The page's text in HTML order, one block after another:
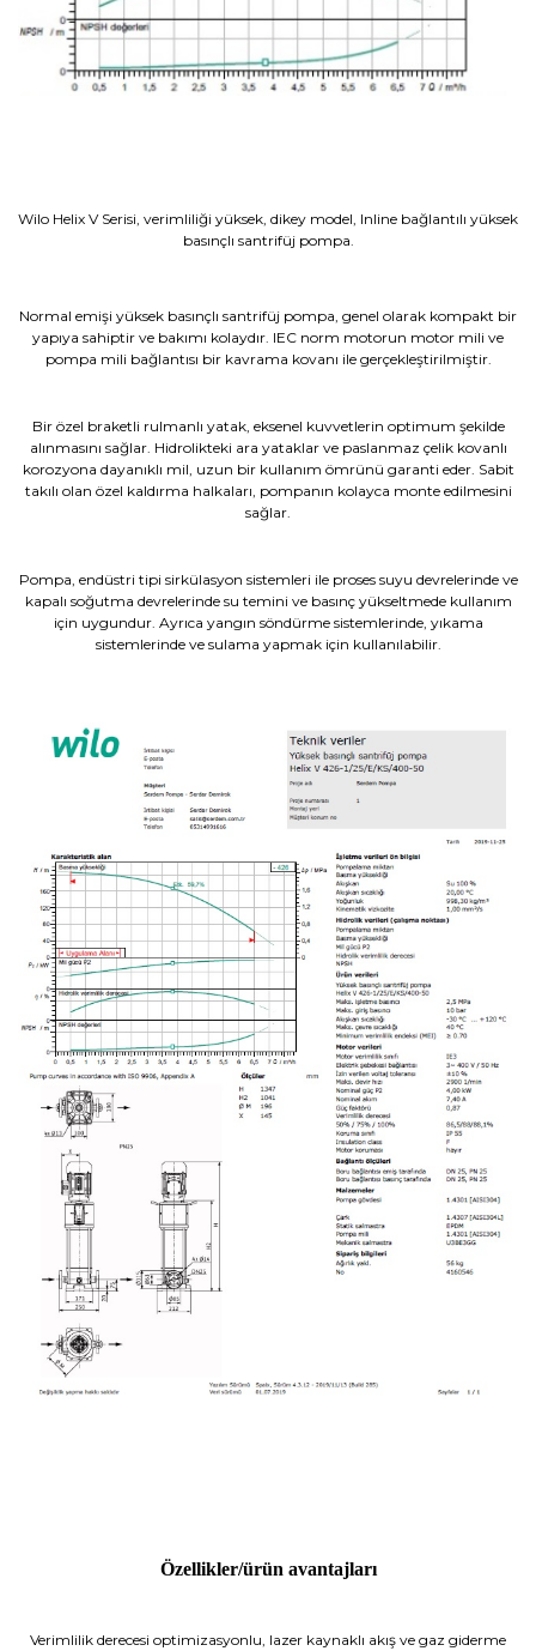
Wilo Helix V Serisi, verimliliği yüksek, dikey model, Inline bağlantılı yüksek
basınçlı santrifüj pompa.
Normal emişi yüksek basınçlı santrifüj pompa, genel olarak kompakt bir
yapıya sahiptir ve bakımı kolaydır. IEC norm motorun motor mili ve
pompa mili bağlantısı bir kavrama kovanı ile gerçekleştirilmiştir.
Bir özel braketli rulmanlı yatak, eksenel kuvvetlerin optimum şekilde
alınmasını sağlar. Hidrolikteki ara yataklar ve paslanmaz çelik kovanlı
korozyona dayanıklı mil, uzun bir kullanım ömrünü garanti eder. Sabit
takılı olan özel kaldırma halkaları, pompanın kolayca monte edilmesini
sağlar.
Pompa, endüstri tipi sirkülasyon sistemleri ile proses suyu devrelerinde ve
kapalı soğutma devrelerinde su temini ve basınç yükseltmede kullanım
için uygundur. Ayrıca yangın söndürme sistemlerinde, yıkama
sistemlerinde ve sulama yapmak için kullanılabilir.
Özellikler/ürün avantajları
Verimlilik derecesi optimizasyonlu, lazer kaynaklı akış ve gaz giderme